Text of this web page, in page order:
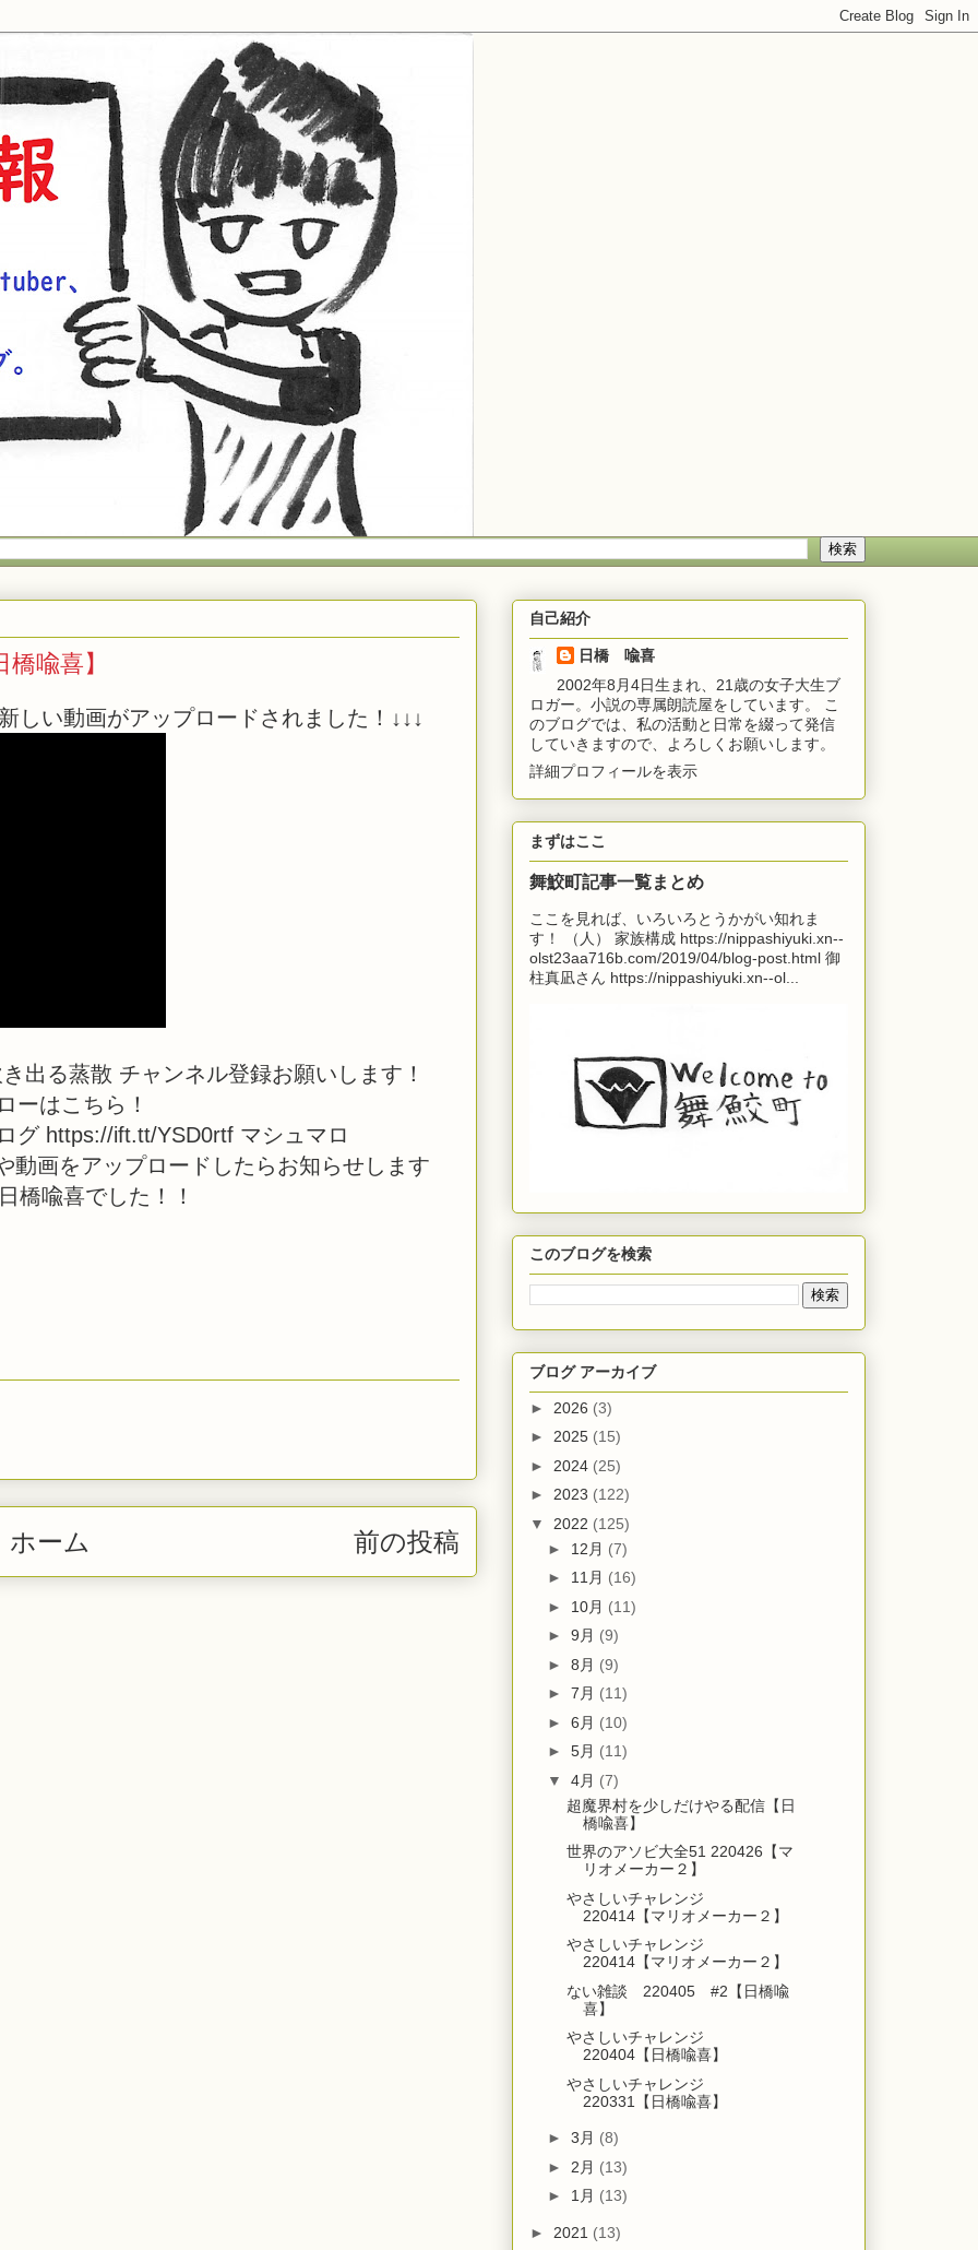
喩喜】
しい動画がアップロードされました！↓↓↓
る蒸散 チャンネル登録お願いします！
ーはこちら！
グ https://ift.tt/YSD0rtf マシュマロ
画をアップロードしたらお知らせします
橋喩喜でした！！
前の投稿
ホーム
自己紹介
日橋 喩喜
2002年8月4日生まれ、21歳の女子大生ブ
ロガー。小説の専属朗読屋をしています。 こ
のブログでは、私の活動と日常を綴って発信
していきますので、よろしくお願いします。
詳細プロフィールを表示
まずはここ
舞鮫町記事一覧まとめ
ここを見れば、いろいろとうかがい知れま
す！ （人） 家族構成 https://nippashiyuki.xn--
olst23aa716b.com/2019/04/blog-post.html 御
柱真凪さん https://nippashiyuki.xn--ol...
このブログを検索
ブログ アーカイブ
► 2026 (3)
► 2025 (15)
► 2024 (25)
► 2023 (122)
▼ 2022 (125)
► 12月 (7)
► 11月 (16)
► 10月 (11)
►9月 (9)
►8月 (9)
►7月 (11)
►6月 (10)
►5月 (11)
▼4月 (7)
超魔界村を少しだけやる配信【日
橋喩喜】
世界のアソビ大全51 220426【マ
リオメーカー２】
やさしいチャレンジ
220414【マリオメーカー２】
やさしいチャレンジ
220414【マリオメーカー２】
ない雑談 220405 #2【日橋喩
喜】
やさしいチャレンジ
220404【日橋喩喜】
やさしいチャレンジ
220331【日橋喩喜】
►3月 (8)
► 2月 (13)
► 1月 (13)
► 2021 (13)